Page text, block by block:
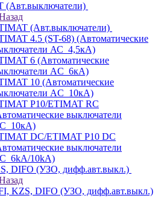
(Авт.выключатели)
(Авт.выключатели)
4.5 (ST-68) (Автоматические
АС_4,5кА)
6 (Автоматические
AC_6кА)
10 (Автоматические
AC_10кА)
P10/ETIMAT RC
выключатели
DC/ETIMAT P10 DC
выключатели
10kA)
DIFO (УЗО, дифф.авт.выкл.)
KZS, DIFO (УЗО, дифф.авт.выкл.)